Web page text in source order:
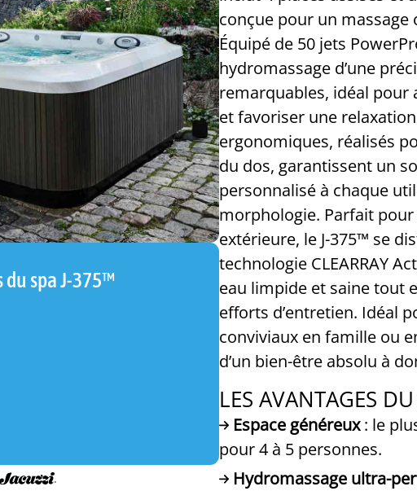
spa J-375™
conçue pour un
Équipé de 50 jets
hydromassage d’une
remarquables, idéal pour
et favoriser une
ergonomiques, réalisés
du dos, garantissent un
personnalisé à chaque
morphologie. Parfait
extérieure, le J-375™ se
technologie CLEARRAY
eau limpide et saine tout
efforts d’entretien. Idéal
conviviaux en famille ou
d’un bien-être absolu à
LES AVANTAGES
Espace généreux: le
pour 4 à 5 personnes.
Hydromassage ultra-